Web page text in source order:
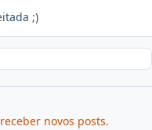
;)
novos posts.